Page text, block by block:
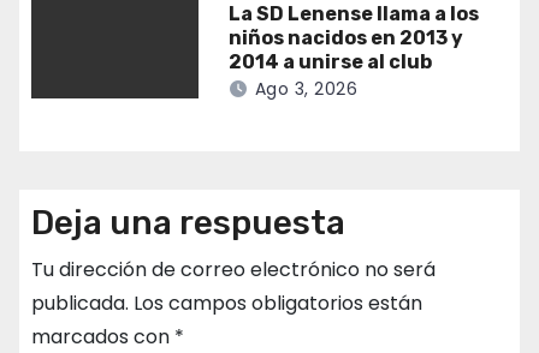
La SD Lenense llama a los
niños nacidos en 2013 y
2014 a unirse al club
Ago 3, 2026
Deja una respuesta
Tu dirección de correo electrónico no será
publicada. Los campos obligatorios están
marcados con *